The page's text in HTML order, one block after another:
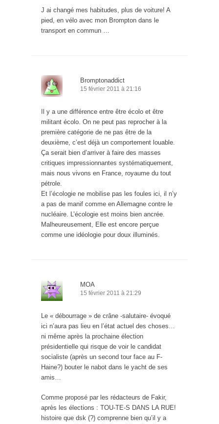
J ai changé mes habitudes, plus de voiture! A
pied, en vélo avec mon Brompton dans le
transport en commun …
Bromptonaddict
15 février 2011 à 21:16
Il y a une différence entre être écolo et être
militant écolo. On ne peut pas reprocher à la
première catégorie de ne pas être de la
deuxième, c’est déjà un comportement louable.
Ça serait bien d’arriver à faire des masses
critiques impressionnantes systématiquement,
mais nous vivons en France, royaume du tout
pétrole.
Et l’écologie ne mobilise pas les foules ici, il n’y
a pas de manif comme en Allemagne contre le
nucléaire. L’écologie est moins bien ancrée.
Malheureusement, Elle est encore perçue
comme une idéologie pour doux illuminés.
MOA
15 février 2011 à 21:29
Le « débourrage » de crâne -salutaire- évoqué
ici n’aura pas lieu en l’état actuel des choses…
ni même après la prochaine élection
présidentielle qui risque de voir le candidat
socialiste (après un second tour face au F-
Haine?) bouter le nabot dans le yacht de ses
amis…
Comme proposé par les rédacteurs de Fakir,
après les élections : TOU-TE-S DANS LA RUE!
histoire que dsk (?) comprenne bien qu’il y a